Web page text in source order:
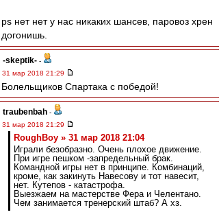
ps нет нет у нас никаких шансев, паровоз хрен
догонишь.
-skeptik- -
31 мар 2018 21:29
Болельщиков Спартака с победой!
traubenbah -
31 мар 2018 21:29
RoughBoy » 31 мар 2018 21:04
Играли безобразно. Очень плохое движение.
При игре пешком -запредельный брак.
Командной игры нет в принципе. Комбинаций,
кроме, как закинуть Навесову и тот навесит,
нет. Кутепов - катастрофа.
Выезжаем на мастерстве Фера и Челентано.
Чем занимается тренерский штаб? А хз.